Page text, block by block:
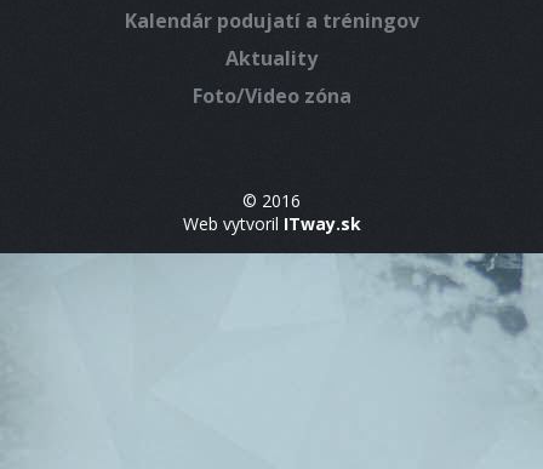
Kalendár podujatí a tréningov
Aktuality
Foto/Video zóna
© 2016
Web vytvoril ITway.sk